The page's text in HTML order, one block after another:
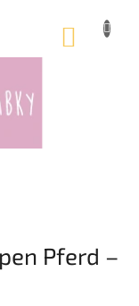
Pferd –